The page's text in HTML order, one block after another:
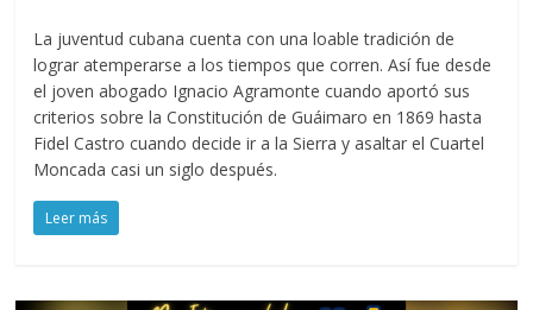
La juventud cubana cuenta con una loable tradición de
lograr atemperarse a los tiempos que corren. Así fue desde
el joven abogado Ignacio Agramonte cuando aportó sus
criterios sobre la Constitución de Guáimaro en 1869 hasta
Fidel Castro cuando decide ir a la Sierra y asaltar el Cuartel
Moncada casi un siglo después.
Leer más